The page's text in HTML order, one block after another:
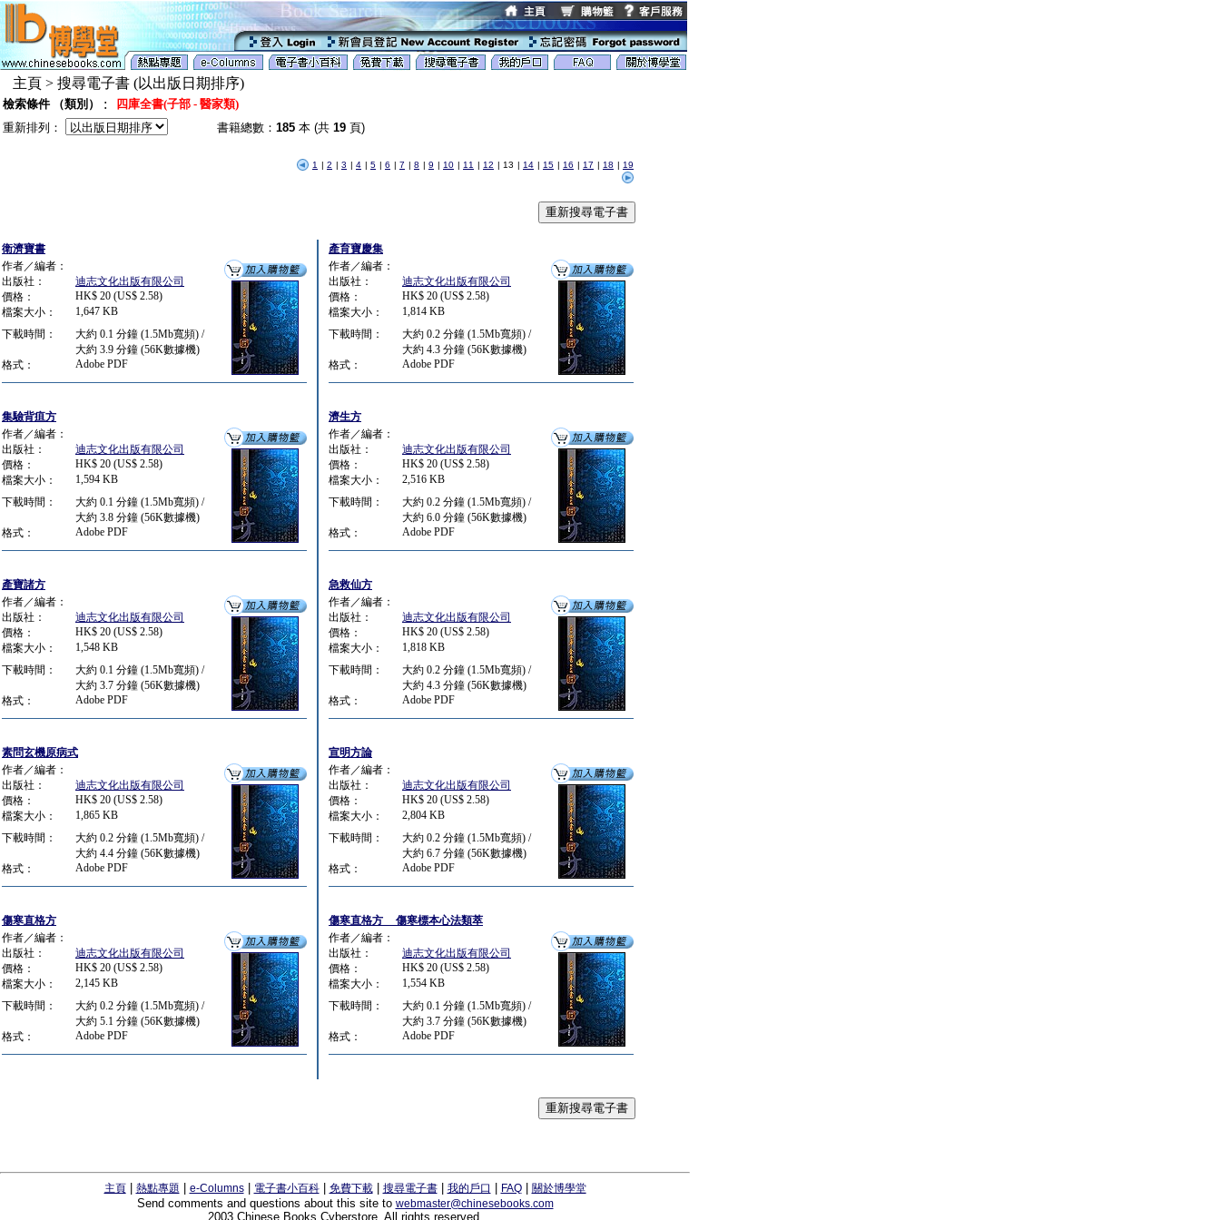
主頁 > 搜尋電子書 (以出版日期排序)
檢索條件 （類別） :
四庫全書(子部 - 醫家類)
重新排列：
書籍總數： 185 本 (共 19 頁)
1 | 2 | 3 | 4 | 5 | 6 | 7 | 8 | 9 | 10 | 11 | 12 | 13 | 14 | 15 | 16 | 17 | 18 | 19
衛濟寶書
作者／編者：
出版社：
迪志文化出版有限公司
價格：
HK$ 20 (US$ 2.58)
檔案大小：
1,647 KB
下載時間：
大約 0.1 分鐘 (1.5Mb寬頻) /
大約 3.9 分鐘 (56K數據機)
格式：
Adobe PDF
產育寶慶集
作者／編者：
出版社：
迪志文化出版有限公司
價格：
HK$ 20 (US$ 2.58)
檔案大小：
1,814 KB
下載時間：
大約 0.2 分鐘 (1.5Mb寬頻) /
大約 4.3 分鐘 (56K數據機)
格式：
Adobe PDF
集驗背疽方
作者／編者：
出版社：
迪志文化出版有限公司
價格：
HK$ 20 (US$ 2.58)
檔案大小：
1,594 KB
下載時間：
大約 0.1 分鐘 (1.5Mb寬頻) /
大約 3.8 分鐘 (56K數據機)
格式：
Adobe PDF
濟生方
作者／編者：
出版社：
迪志文化出版有限公司
價格：
HK$ 20 (US$ 2.58)
檔案大小：
2,516 KB
下載時間：
大約 0.2 分鐘 (1.5Mb寬頻) /
大約 6.0 分鐘 (56K數據機)
格式：
Adobe PDF
產寶諸方
作者／編者：
出版社：
迪志文化出版有限公司
價格：
HK$ 20 (US$ 2.58)
檔案大小：
1,548 KB
下載時間：
大約 0.1 分鐘 (1.5Mb寬頻) /
大約 3.7 分鐘 (56K數據機)
格式：
Adobe PDF
急救仙方
作者／編者：
出版社：
迪志文化出版有限公司
價格：
HK$ 20 (US$ 2.58)
檔案大小：
1,818 KB
下載時間：
大約 0.2 分鐘 (1.5Mb寬頻) /
大約 4.3 分鐘 (56K數據機)
格式：
Adobe PDF
素問玄機原病式
作者／編者：
出版社：
迪志文化出版有限公司
價格：
HK$ 20 (US$ 2.58)
檔案大小：
1,865 KB
下載時間：
大約 0.2 分鐘 (1.5Mb寬頻) /
大約 4.4 分鐘 (56K數據機)
格式：
Adobe PDF
宣明方論
作者／編者：
出版社：
迪志文化出版有限公司
價格：
HK$ 20 (US$ 2.58)
檔案大小：
2,804 KB
下載時間：
大約 0.2 分鐘 (1.5Mb寬頻) /
大約 6.7 分鐘 (56K數據機)
格式：
Adobe PDF
傷寒直格方
作者／編者：
出版社：
迪志文化出版有限公司
價格：
HK$ 20 (US$ 2.58)
檔案大小：
2,145 KB
下載時間：
大約 0.2 分鐘 (1.5Mb寬頻) /
大約 5.1 分鐘 (56K數據機)
格式：
Adobe PDF
傷寒直格方__傷寒標本心法類萃
作者／編者：
出版社：
迪志文化出版有限公司
價格：
HK$ 20 (US$ 2.58)
檔案大小：
1,554 KB
下載時間：
大約 0.1 分鐘 (1.5Mb寬頻) /
大約 3.7 分鐘 (56K數據機)
格式：
Adobe PDF
主頁| 熱點專題 e-Columns| 電子書小百科| 免費下載| 搜尋電子書| 我的戶口 FAQ| 關於博學堂
Send comments and questions about this site to webmaster@chinesebooks.com
2003 Chinese Books Cyberstore. All rights reserved.